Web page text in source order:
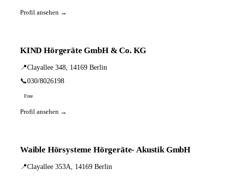
Profil ansehen →
KIND Hörgeräte GmbH & Co. KG
📍Clayallee 348, 14169 Berlin
📞030/8026198
Free
Profil ansehen →
Waible Hörsysteme Hörgeräte- Akustik GmbH
📍Clayallee 353A, 14169 Berlin